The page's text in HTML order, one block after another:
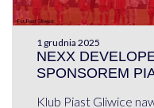
1 grudnia 2025
NEXX
SPONSOREM
Klub Piast Gliwice